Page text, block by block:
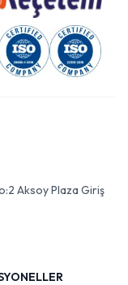
Aksoy Plaza Giriş